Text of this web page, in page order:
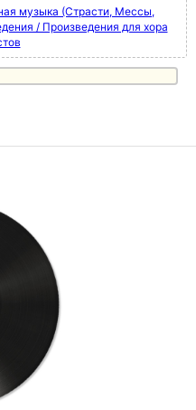
музыка (Страсти, Мессы,
/ Произведения для хора